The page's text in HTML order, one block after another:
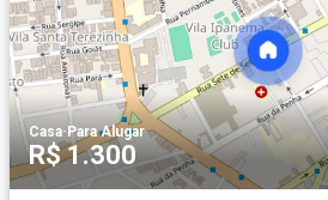
Casa· Para Alugar
R$ 1.300